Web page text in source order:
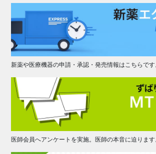
新薬や医療機器の申請・承認・発売情報はこちらです
医師会員へアンケートを実施。医師の本音に迫ります